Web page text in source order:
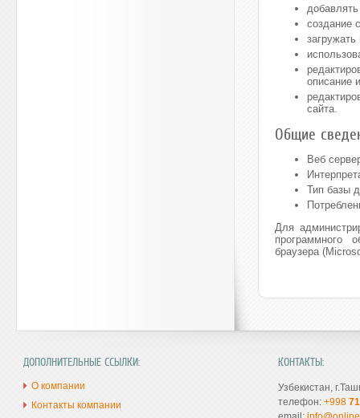
создание
описание
сайта.
Общие
Веб
Тип базы
Для
программного
браузера
ДОПОЛНИТЕЛЬНЫЕ ССЫЛКИ:
О компании
Контакты компании
КОНТАКТЫ:
Узбекистан,
телефон: +99871